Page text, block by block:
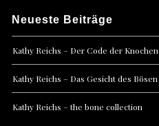
Neueste Beiträge
Kathy Reichs – Der Code der Knochen
Kathy Reichs – Das Gesicht des Bösen
Kathy Reichs – the bone collection